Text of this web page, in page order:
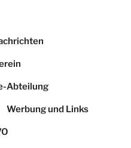
Abteilung
Werbung und Links